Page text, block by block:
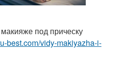
под прическу
best.com/vidy-makiyazha-i-